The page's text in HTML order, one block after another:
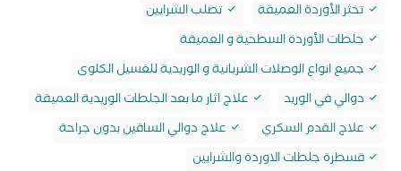
تخثر الأوردة العميقة
تصلب الشرايين
جلطات الأوردة السطحية و العميقة
جميع انواع الوصلات الشريانية و الوريدية للغسيل الكلوى
دوالي في الوريد
علاج اثار ما بعد الجلطات الوريدية العميقة
علاج القدم السكري
علاج دوالي الساقين بدون جراحة
قسطرة جلطات الاوردة والشرايين